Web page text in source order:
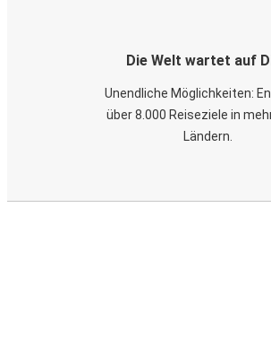
Die Welt wartet auf
Unendliche Möglichkeiten:
über 8.000 Reiseziele in
Ländern.